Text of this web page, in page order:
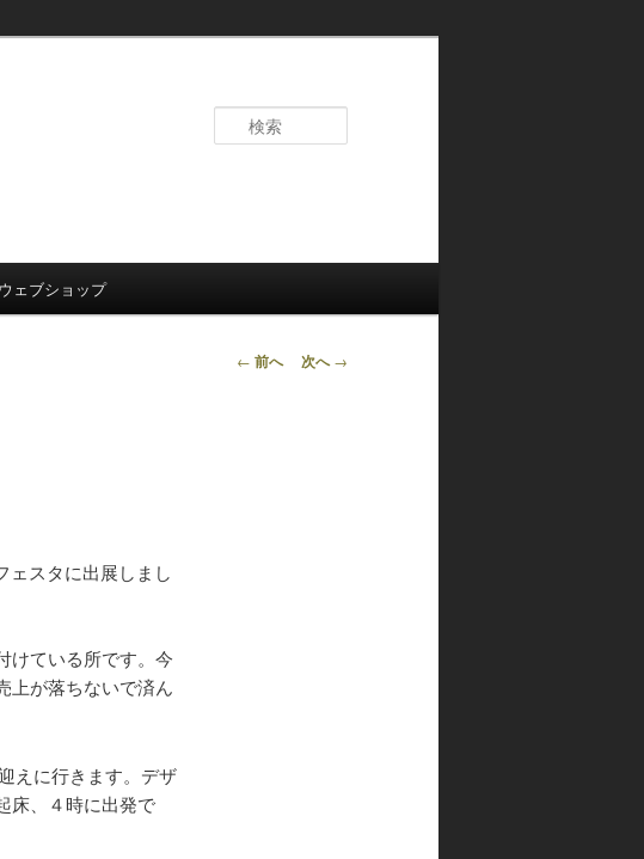
ウェブショップ
投
← 前へ 次へ→
ェスタに出展しまし
けている所です。今
上が落ちないで済ん
えに行きます。デザ
床、４時に出発で